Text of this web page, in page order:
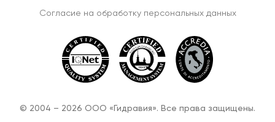
Согласиe на обработку персональных данных
© 2004 – 2026 ООО «Гидравия». Все права защищены.